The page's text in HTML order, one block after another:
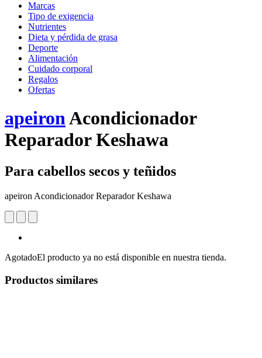
Marcas
Tipo de exigencia
Nutrientes
Dieta y pérdida de grasa
Deporte
Alimentación
Cuidado corporal
Regalos
Ofertas
apeironAcondicionador
Reparador Keshawa
Para cabellos secos y teñidos
apeiron Acondicionador Reparador Keshawa
AgotadoEl producto ya no está disponible en nuestra tienda.
Productos similares